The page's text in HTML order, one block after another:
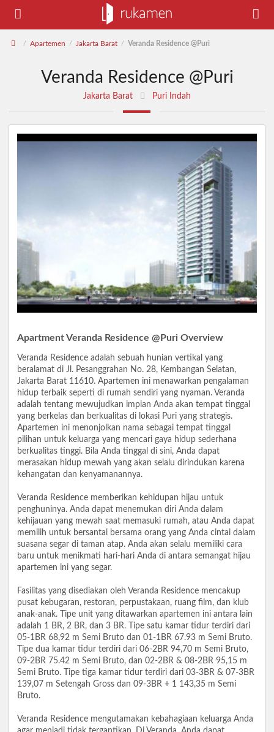
/ Apartemen / Jakarta Barat / Veranda Residence @Puri
Veranda Residence @Puri
Jakarta Barat Puri Indah
Apartment Veranda Residence @Puri Overview
Veranda Residence adalah sebuah hunian vertikal yang
beralamat di Jl. Pesanggrahan No. 28, Kembangan Selatan,
Jakarta Barat 11610. Apartemen ini menawarkan pengalaman
hidup terbaik seperti di rumah sendiri yang nyaman. Veranda
adalah tentang mewujudkan impian Anda akan tempat tinggal
yang berkelas dan berkualitas di lokasi Puri yang strategis.
Apartemen ini menonjolkan nama sebagai tempat tinggal
pilihan untuk keluarga yang mencari gaya hidup sederhana
berkualitas tinggi. Bila Anda tinggal di sini, Anda dapat
merasakan hidup mewah yang akan selalu dirindukan karena
kehangatan dan kenyamanannya.
Veranda Residence memberikan kehidupan hijau untuk
penghuninya. Anda dapat menemukan diri Anda dalam
kehijauan yang mewah saat memasuki rumah, atau Anda dapat
memilih untuk bersantai bersama orang yang Anda cintai dalam
suasana segar di taman atap. Anda akan selalu memiliki cara
baru untuk menikmati hari-hari Anda di antara semangat hijau
apartemen ini yang segar.
Fasilitas yang disediakan oleh Veranda Residence mencakup
pusat kebugaran, restoran, perpustakaan, ruang film, dan klub
anak-anak. Tipe unit yang ditawarkan apartemen ini antara lain
adalah 1 BR, 2 BR, dan 3 BR. Tipe satu kamar tidur terdiri dari
05-1BR 68,92 m Semi Bruto dan 01-1BR 67.93 m Semi Bruto.
Tipe dua kamar tidur terdiri dari 06-2BR 94,70 m Semi Bruto,
09-2BR 75.42 m Semi Bruto, dan 02-2BR & 08-2BR 95,15 m
Semi Bruto. Tipe tiga kamar tidur terdiri dari 03-3BR & 07-3BR
139,07 m Setengah Gross dan 09-3BR + 1 143,35 m Semi
Bruto.
Veranda Residence mengutamakan kebahagiaan keluarga Anda